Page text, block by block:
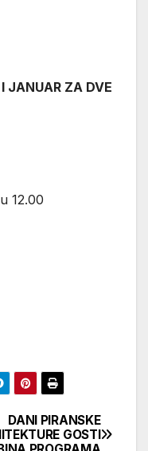
ZA DVE
12.00
DANI PIRANSKE
GOSTI